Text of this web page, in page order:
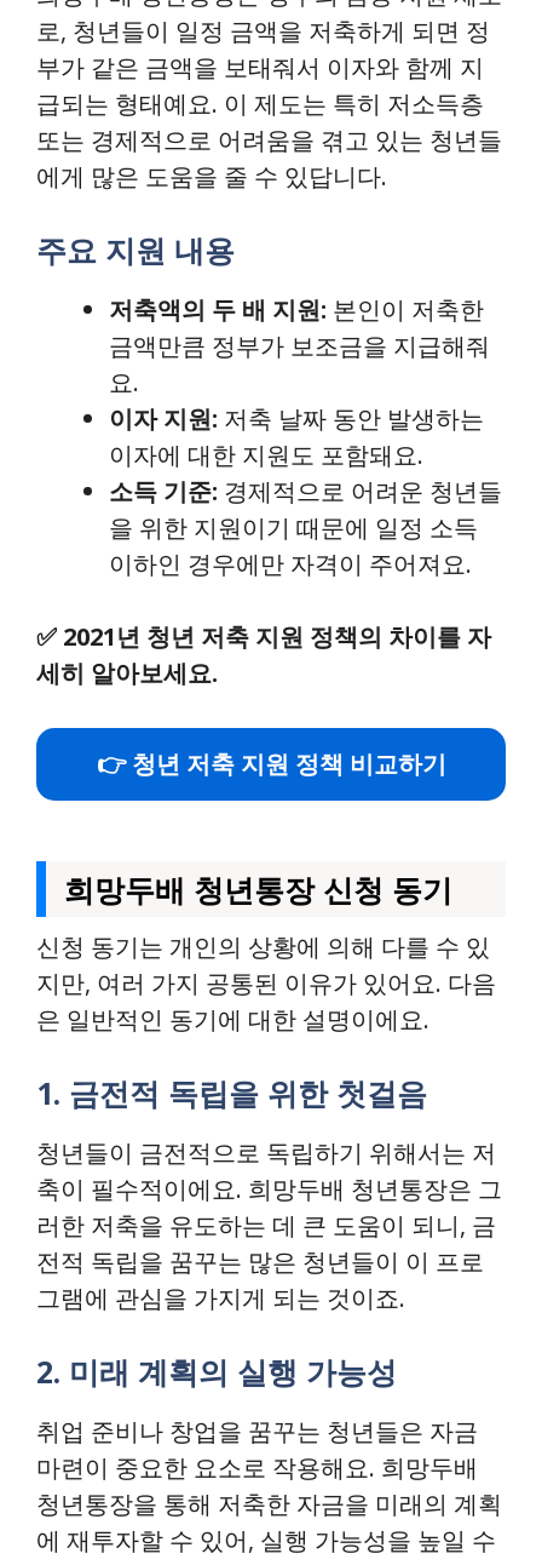
로, 청년들이 일정 금액을 저축하게 되면 정
부가 같은 금액을 보태줘서 이자와 함께 지
급되는 형태예요. 이 제도는 특히 저소득층
또는 경제적으로 어려움을 겪고 있는 청년들
에게 많은 도움을 줄 수 있답니다.
주요 지원 내용
저축액의 두 배 지원: 본인이 저축한
금액만큼 정부가 보조금을 지급해줘
요.
이자 지원: 저축 날짜 동안 발생하는
이자에 대한 지원도 포함돼요.
소득 기준: 경제적으로 어려운 청년들
을 위한 지원이기 때문에 일정 소득
이하인 경우에만 자격이 주어져요.
✅ 2021년 청년 저축 지원 정책의 차이를 자
세히 알아보세요.
👉 청년 저축 지원 정책 비교하기
희망두배 청년통장 신청 동기
신청 동기는 개인의 상황에 의해 다를 수 있
지만, 여러 가지 공통된 이유가 있어요. 다음
은 일반적인 동기에 대한 설명이에요.
1. 금전적 독립을 위한 첫걸음
청년들이 금전적으로 독립하기 위해서는 저
축이 필수적이에요. 희망두배 청년통장은 그
러한 저축을 유도하는 데 큰 도움이 되니, 금
전적 독립을 꿈꾸는 많은 청년들이 이 프로
그램에 관심을 가지게 되는 것이죠.
2. 미래 계획의 실행 가능성
취업 준비나 창업을 꿈꾸는 청년들은 자금
마련이 중요한 요소로 작용해요. 희망두배
청년통장을 통해 저축한 자금을 미래의 계획
에 재투자할 수 있어, 실행 가능성을 높일 수